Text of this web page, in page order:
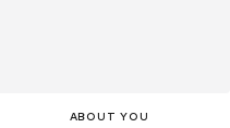
ABOUT YOU